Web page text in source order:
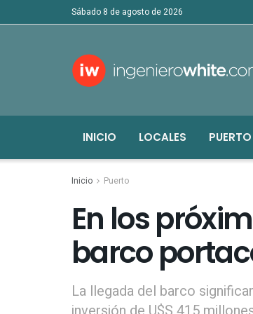
sábado 8 de agosto de 2026
INICIO LOCALES PUERTO
Inicio Puerto
En los
barco
La llegada del barco